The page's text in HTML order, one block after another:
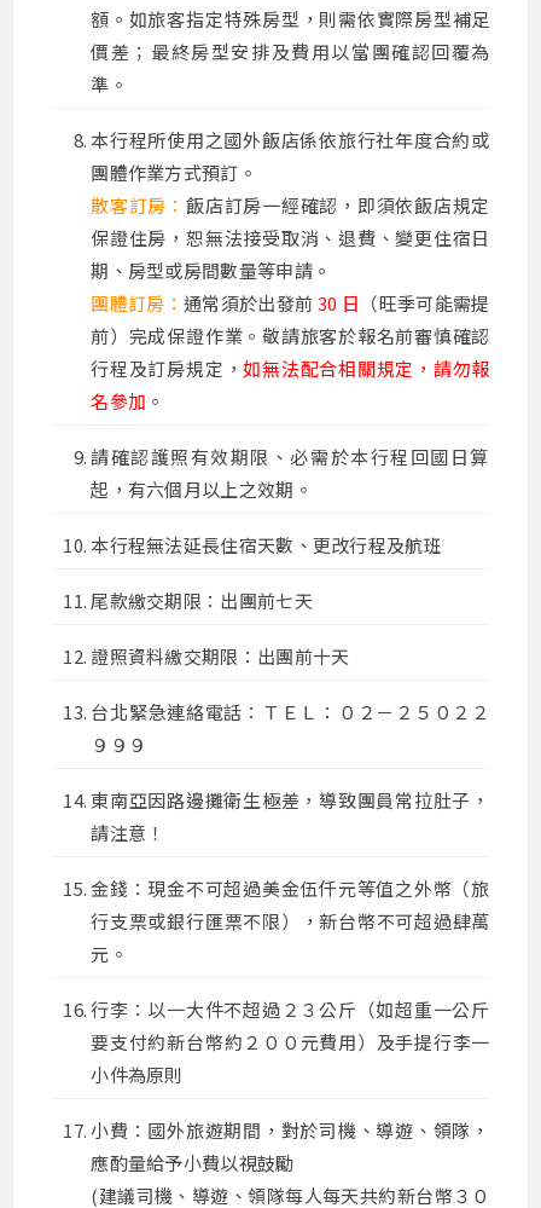
額。如旅客指定特殊房型，則需依實際房型補足
價差；最終房型安排及費用以當團確認回覆為
準。
本行程所使用之國外飯店係依旅行社年度合約或
團體作業方式預訂。
散客訂房：飯店訂房一經確認，即須依飯店規定
保證住房，恕無法接受取消、退費、變更住宿日
期、房型或房間數量等申請。
團體訂房：通常須於出發前30 日 （旺季可能需提
前）完成保證作業。敬請旅客於報名前審慎確認
行程及訂房規定，如無法配合相關規定，請勿報
名參加 。
請確認護照有效期限、必需於本行程回國日算
起，有六個月以上之效期。
本行程無法延長住宿天數、更改行程及航班
尾款繳交期限：出團前七天
證照資料繳交期限：出團前十天
台北緊急連絡電話：ＴＥＬ：０２－２５０２２
９９９
東南亞因路邊攤衛生極差，導致團員常拉肚子，
請注意！
金錢：現金不可超過美金伍仟元等值之外幣（旅
行支票或銀行匯票不限），新台幣不可超過肆萬
元。
行李：以一大件不超過２３公斤（如超重一公斤
要支付約新台幣約２００元費用）及手提行李一
小件為原則
小費：國外旅遊期間，對於司機、導遊、領隊，
應酌量給予小費以視鼓勵
(建議司機、導遊、領隊每人每天共約新台幣３０